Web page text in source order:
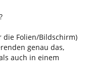
die Folien/Bildschirm)
genau das,
auch in einem